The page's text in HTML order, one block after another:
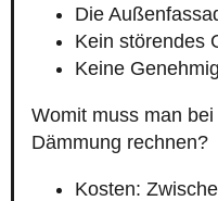
Die
Kein störendes
Keine
Womit muss man
Dämmung rechnen?
Kosten: